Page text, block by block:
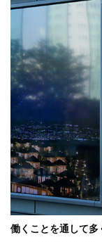
働くことを通して